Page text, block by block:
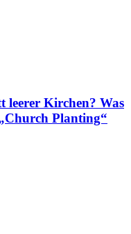
leerer Kirchen? Was
Planting“